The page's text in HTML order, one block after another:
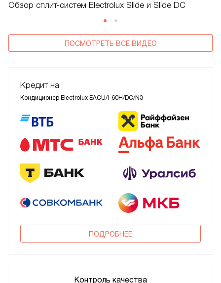
Обзор сплит-систем Electrolux Slide и Slide DC
ПОСМОТРЕТЬ ВСЕ ВИДЕО
Кредит на
Кондиционер Electrolux EACU/I-60H/DC/N3
ПОДРОБНЕЕ
Контроль качества